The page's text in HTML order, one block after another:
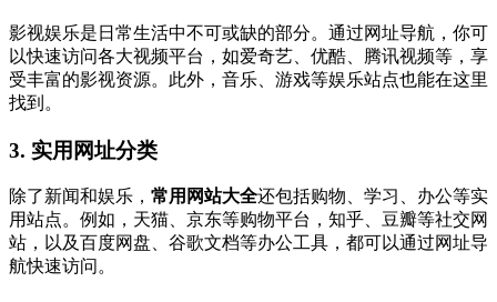
影视娱乐是日常生活中不可或缺的部分。通过网址导航，你可
以快速访问各大视频平台，如爱奇艺、优酷、腾讯视频等，享
受丰富的影视资源。此外，音乐、游戏等娱乐站点也能在这里
找到。
3. 实用网址分类
除了新闻和娱乐， 常用网站大全还包括购物、学习、办公等实
用站点。例如，天猫、京东等购物平台，知乎、豆瓣等社交网
站，以及百度网盘、谷歌文档等办公工具，都可以通过网址导
航快速访问。